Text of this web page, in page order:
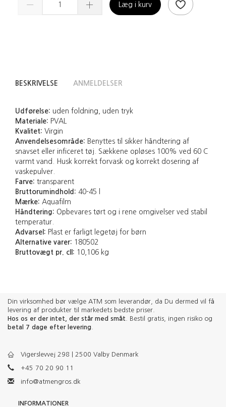
Læg i kurv
BESKRIVELSE ANMELDELSER
Udførelse: uden foldning, uden tryk
Materiale: PVAL
Kvalitet: Virgin
Anvendelsesområde: Benyttes til sikker håndtering af
snavset eller inficeret tøj. Sækkene opløses 100% ved 60 C
varmt vand. Husk korrekt forvask og korrekt dosering af
vaskepulver.
Farve: transparent
Bruttorumindhold: 40-45 l
Mærke: Aquafilm
Håndtering: Opbevares tørt og i rene omgivelser ved stabil
temperatur.
Advarsel: Plast er farligt legetøj for børn
Alternative varer: 180502
Bruttovægt pr. cll: 10,106 kg
Din virksomhed bør vælge ATM som leverandør, da Du dermed vil få
levering af produkter til markedets bedste priser.
Hos os er der intet, der står med småt . Bestil gratis, ingen risiko og
betal 7 dage efter levering
Vigerslevvej 298 | 2500 Valby Denmark
+45 70 20 90 11
info@atmengros.dk
INFORMATIONER